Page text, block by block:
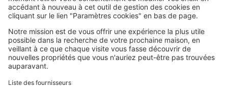
SeLoger c'est aussi